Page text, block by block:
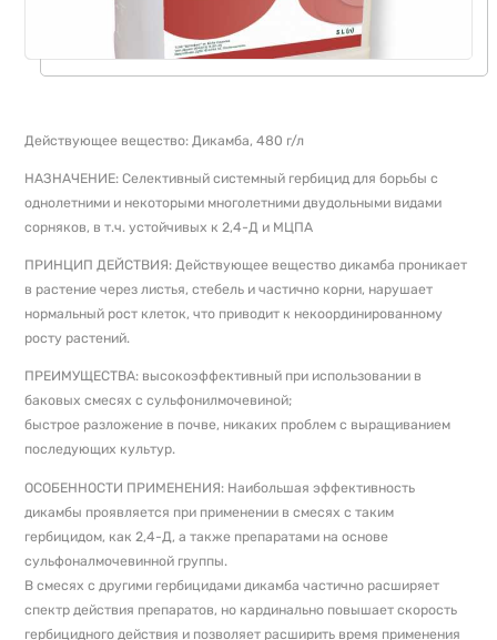
Действующее вещество: Дикамба, 480 г/л
НАЗНАЧЕНИЕ: Селективный системный гербицид для борьбы с
однолетними и некоторыми многолетними двудольными видами
сорняков, в т.ч. устойчивых к 2,4-Д и МЦПА
ПРИНЦИП ДЕЙСТВИЯ: Действующее вещество дикамба проникает
в растение через листья, стебель и частично корни, нарушает
нормальный рост клеток, что приводит к некоординированному
росту растений.
ПРЕИМУЩЕСТВА: высокоэффективный при использовании в
баковых смесях с сульфонилмочевиной;
быстрое разложение в почве, никаких проблем с выращиванием
последующих культур.
ОСОБЕННОСТИ ПРИМЕНЕНИЯ: Наибольшая эффективность
дикамбы проявляется при применении в смесях с таким
гербицидом, как 2,4-Д, а также препаратами на основе
сульфоналмочевинной группы.
В смесях с другими гербицидами дикамба частично расширяет
спектр действия препаратов, но кардинально повышает скорость
гербицидного действия и позволяет расширить время применения